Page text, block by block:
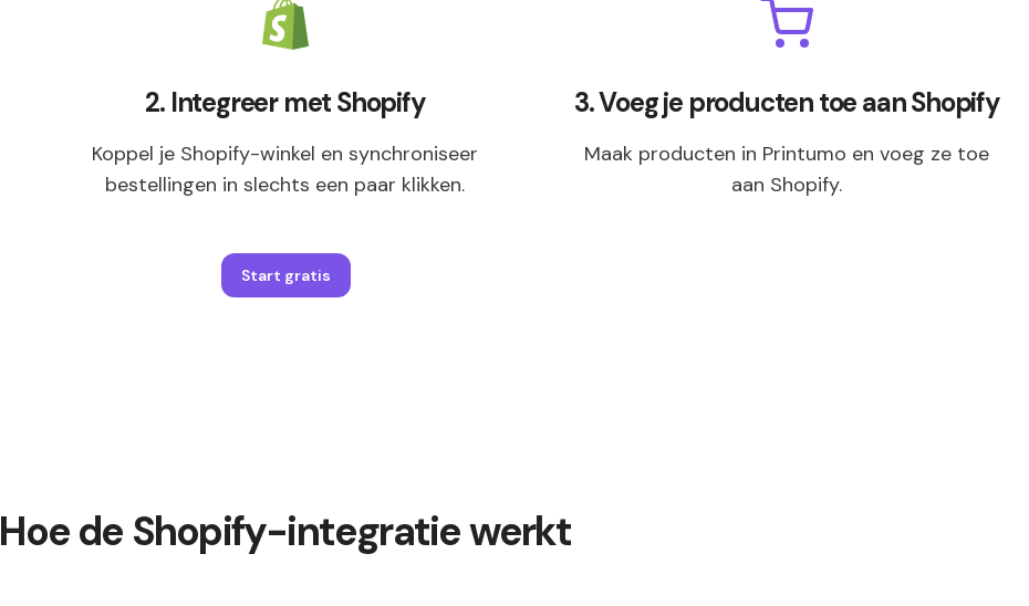
2. Integreer met Shopify
Koppel je Shopify-winkel en synchroniseer
bestellingen in slechts een paar klikken.
3. Voeg je producten toe aan Shopify
Maak producten in Printumo en voeg ze toe
aan Shopify.
Start gratis
Hoe de Shopify-integratie werkt